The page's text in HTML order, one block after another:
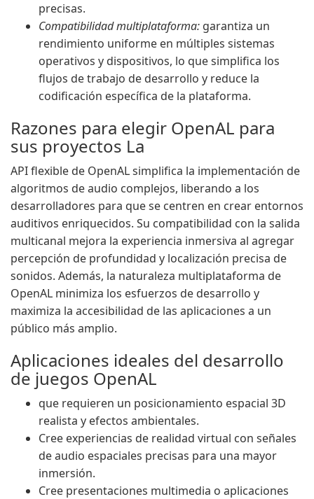
precisas.
Compatibilidad multiplataforma: garantiza un
rendimiento uniforme en múltiples sistemas
operativos y dispositivos, lo que simplifica los
flujos de trabajo de desarrollo y reduce la
codificación específica de la plataforma.
Razones para elegir OpenAL para
sus proyectos La
API flexible de OpenAL simplifica la implementación de
algoritmos de audio complejos, liberando a los
desarrolladores para que se centren en crear entornos
auditivos enriquecidos. Su compatibilidad con la salida
multicanal mejora la experiencia inmersiva al agregar
percepción de profundidad y localización precisa de
sonidos. Además, la naturaleza multiplataforma de
OpenAL minimiza los esfuerzos de desarrollo y
maximiza la accesibilidad de las aplicaciones a un
público más amplio.
Aplicaciones ideales del desarrollo
de juegos OpenAL
que requieren un posicionamiento espacial 3D
realista y efectos ambientales.
Cree experiencias de realidad virtual con señales
de audio espaciales precisas para una mayor
inmersión.
Cree presentaciones multimedia o aplicaciones